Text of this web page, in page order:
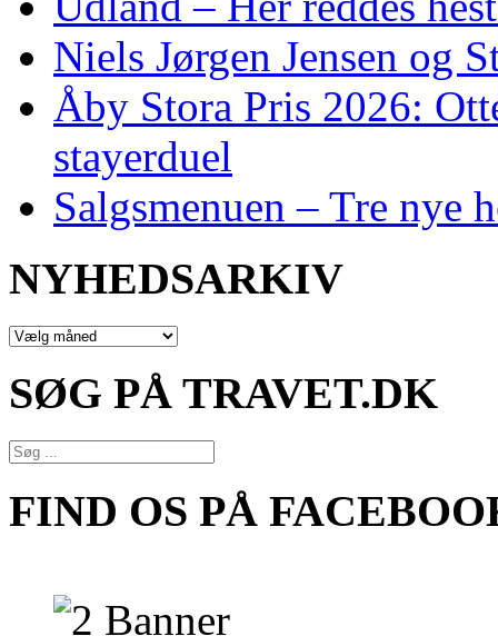
Niels Jørgen Jensen og
Åby Stora Pris 2026:
stayerduel
Salgsmenuen – Tre nye
NYHEDSARKIV
NYHEDSARKIV
SØG PÅ TRAVET.DK
FIND OS PÅ